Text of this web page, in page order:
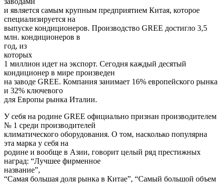
и является самым крупным предприятием Китая, которое
специализируется на
выпуске кондиционеров. Производство GREE достигло 3,5
млн. кондиционеров в
год, из
которых
1 миллион идет на экспорт. Сегодня каждый десятый
кондиционер в мире произведен
на заводе GREE. Компания занимает 16% европейского рынка
и 32% ключевого
для Европы рынка Италии.
У себя на родине GREE официально признан производителем
№ 1 среди производителей
климатического оборудования. О том, насколько популярна
эта марка у себя на
родине и вообще в Азии, говорит целый ряд престижных
наград: “Лучшее фирменное
название”,
“Самая большая доля рынка в Китае”, “Самый большой объем